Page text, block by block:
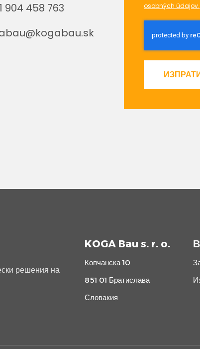
904 458 763
osobných údajov.
решения на
KOGA Bau s. r. o.
Копчанска 10
851 01 Братислава
Словакия